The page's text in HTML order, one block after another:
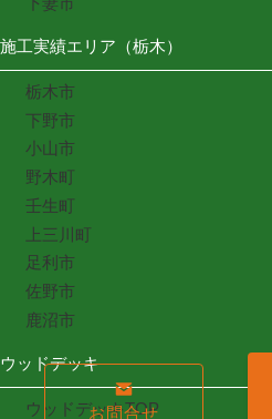
施工実績エリア（栃木）
栃木市
下野市
小山市
野木町
壬生町
上三川町
足利市
佐野市
鹿沼市
ウッドデッキ
ウッドデッキTOP
お問合せ